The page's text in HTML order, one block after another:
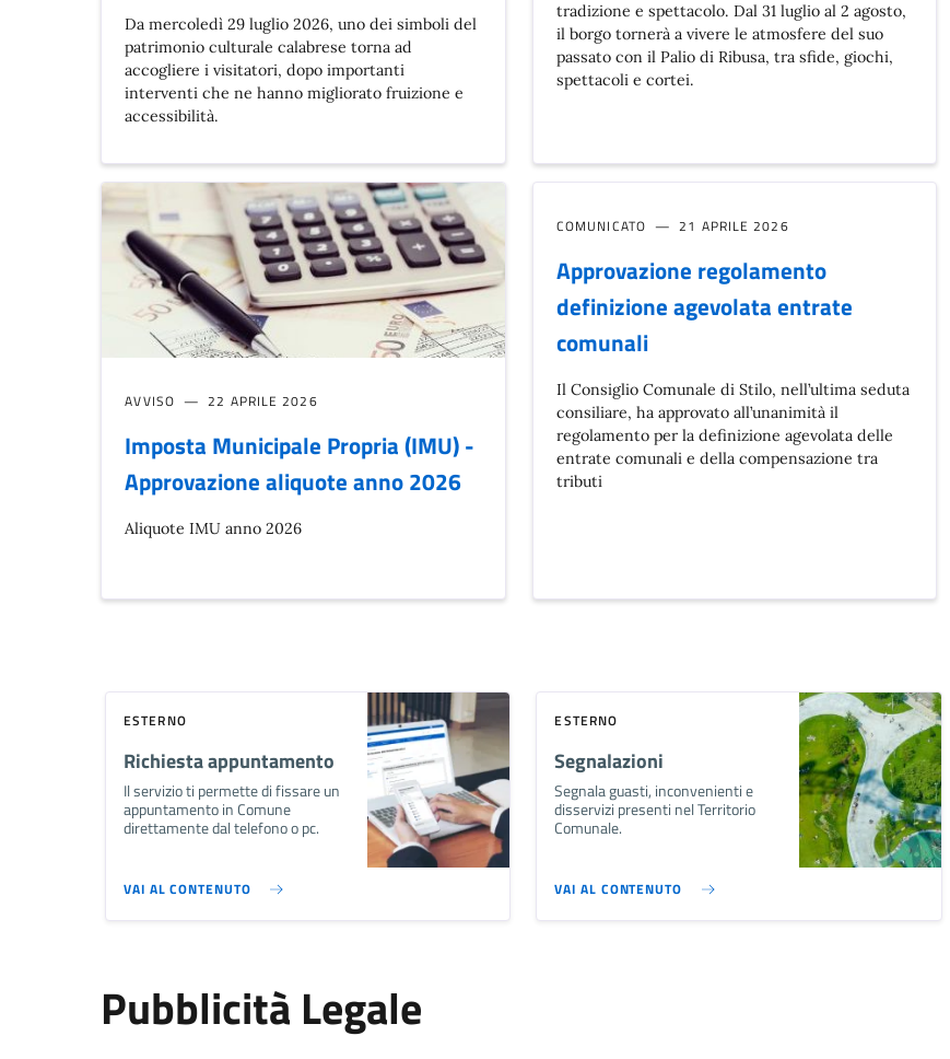
Da mercoledì 29 luglio 2026, uno dei simboli del
patrimonio culturale calabrese torna ad
accogliere i visitatori, dopo importanti
interventi che ne hanno migliorato fruizione e
accessibilità.
tradizione e spettacolo. Dal 31 luglio al 2 agosto,
il borgo tornerà a vivere le atmosfere del suo
passato con il Palio di Ribusa, tra sfide, giochi,
spettacoli e cortei.
AVVISO 22 APRILE 2026
Imposta Municipale Propria (IMU) -
Approvazione aliquote anno 2026
Aliquote IMU anno 2026
COMUNICATO 21 APRILE 2026
Approvazione regolamento
definizione agevolata entrate
comunali
Il Consiglio Comunale di Stilo, nell’ultima seduta
consiliare, ha approvato all’unanimità il
regolamento per la definizione agevolata delle
entrate comunali e della compensazione tra
tributi
ESTERNO
Richiesta appuntamento
Il servizio ti permette di fissare un
appuntamento in Comune
direttamente dal telefono o pc.
VAI AL CONTENUTO
ESTERNO
Segnalazioni
Segnala guasti, inconvenienti e
disservizi presenti nel Territorio
Comunale.
VAI AL CONTENUTO
Pubblicità Legale